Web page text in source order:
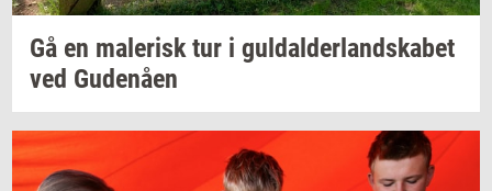
Gå en ma­le­risktur i gul­dal­der­land­ska­bet
ved Gu­denå­en